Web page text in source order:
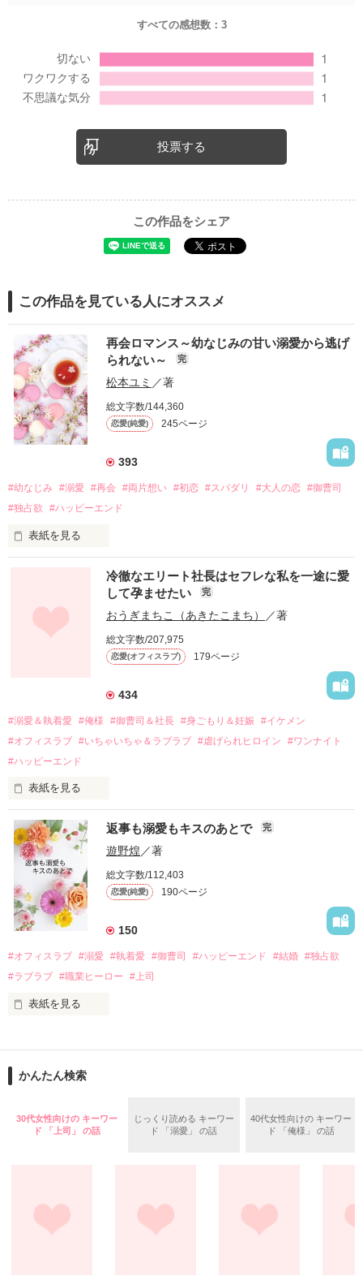
すべての感想数： 3
投票する
この作品をシェア
この作品を見ている人にオススメ
再会ロマンス～幼なじみの甘い溺愛から逃げ
られない～
完
松本ユミ ／著
総文字数/144,360
恋愛(純愛) 245ページ
393
#幼なじみ #溺愛 #再会 #両片想い #初恋 #スパダリ #大人の恋 #御曹司
#独占欲
#ハッピーエンド
表紙を見る
幼なじみの哲平に淡い恋心を抱いていた美桜。
しかし、ある出来事をきっかけに二人の関係は壊れてしまう。
関係修復もできないまま、美桜は両親の離婚によって
引っ越すことになり、哲平とも離れ離れになった。
それから約十二年後。
過去の傷から、二度と会いたくないと思っていた哲平に
運命のような再会を果たす。
酔った勢いで一夜を共にしてしまった。
さらに、美桜が初めてだと知った哲平は
『責任をとる、結婚しよう』と真っ直ぐに告げてきた。
戸惑う美桜とは裏腹に、好きという気持ちを隠すことなく
甘やかしてくる。
そんなある日、哲平は美桜がストーカー被害に
遭っていることを知る。
美桜を守るため、哲平は同居を提案してきて――。
夏木美桜(なつきみお)
鳴海哲平 (なるみてっぺい)
2026.6.5～2026.7.25
＊以前、公開していた話の改稿版です＊
作品を読む
冷徹なエリート社長はセフレな私を一途に愛
して孕ませたい
完
おうぎまちこ（あきたこまち） ／著
総文字数/207,975
恋愛(オフィスラブ) 179ページ
434
#溺愛＆執着愛 #俺様 #御曹司＆社長 #身ごもり＆妊娠 #イケメン
#オフィスラブ #いちゃいちゃ＆ラブラブ #虐げられヒロイン
#ワンナイト
#ハッピーエンド
表紙を見る
おかしな噂を流されて前の職場でうまくいかなかった梅田美
桜は、海外で傷心旅行をしていたところ、日本人美青年と出会
い、酒の勢いもあり一夜限りの関係となる。
帰国後、美桜は新しい職場でワンナイトした美青年と再会。
なんと彼の正体は、とある財閥御曹司にも関わらず、一族を離
れて起業した新進気鋭の実業家、社内でも冷徹だと評判な社長
――御影恭司その人だったのだ――！
なぜか恭司から飼い猫の世話係を命じられた美桜は、猫の世
の関係となってしまい――？
返事も溺愛もキスのあとで 完
遊野煌／著
総文字数/112,403
恋愛(純愛) 190ページ
150
#オフィスラブ #溺愛 #執着愛 #御曹司 #ハッピーエンド #結婚 #独占欲
#ラブラブ #職業ヒーロー #上司
表紙を見る
ションの企画戦略室で働いている。
めた、同期で恋人の石垣守（26）がいるのだが、後輩の姫原由
いた。
守と由羅から『便利屋雛子』と馬鹿にされ、一人こっそり泣い
鷹哉『宜しくな、俺の雛子』🦅
雛子『俺の……ひぃ、雛子？！！！』🐥
かんたん検索
30代女性向けの キーワー
ド 「上司」 の話
じっくり読める キーワー
ド 「溺愛」 の話
40代女性向けの キーワー
ド 「俺様」 の話